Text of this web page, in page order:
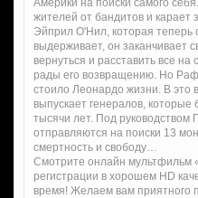
жителей от бандитов и карает
Эйприл О'Нил, которая теперь
выдерживает, он заканчивает
вернуться и расставить все
рады его возвращению. Но
стоило Леонардо жизни. В это
выпускает генералов,
тысячи лет. Под руководством
отправляются на поиски 13
смертность и свободу…
Смотрите онлайн мультфильм
регистрации в хорошем HD
время! Желаем вам приятного